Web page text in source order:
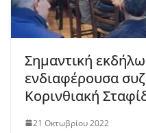
Σημαντική
ενδιαφέρουσα
Κορινθιακή
21 Οκτωβρίου 2022